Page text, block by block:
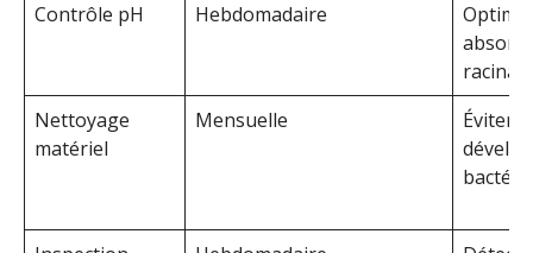
Contrôle pH Hebdomadaire
Nettoyage
matériel
Mensuelle
Éviter